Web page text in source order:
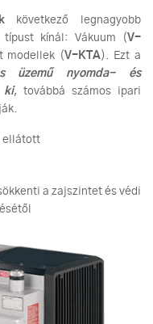
következő legnagyobb
típust kínál: Vákuum (V-
modellek (V-KTA). Ezt a
üzemű nyomda- és
ki, továbbá számos ipari
ellátott
a zajszintet és védi